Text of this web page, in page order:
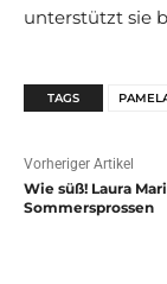
unterstützt sie
TAGS
Vorheriger Artikel
Wie süß! Laura
Sommersprossen